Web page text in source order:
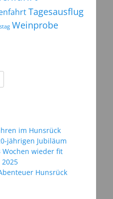
Tagesausflug
Weinprobe
im Hunsrück
jährigen Jubiläum
wieder fit
Hunsrück